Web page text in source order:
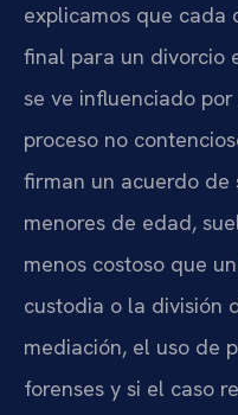
explicamos que cada
final para un divorcio
se ve influenciado
proceso no
firman un acuerdo de
menores de edad,
menos costoso que
custodia o la división
mediación, el uso de
forenses y si el caso